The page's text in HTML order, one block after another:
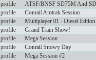
profile
ATSF/BNSF SD75M And
profile
Conrail Amtrak Session
profile
Multiplayer 01 - Diesel Edtion
profile
Grand Train Show!
profile
Mega Session
profile
Conrail Snowy Day
profile
Mega Session #2